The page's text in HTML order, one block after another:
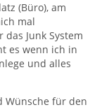
(Büro), am
mal
Junk System
es wenn ich in
und alles
Wünsche für den